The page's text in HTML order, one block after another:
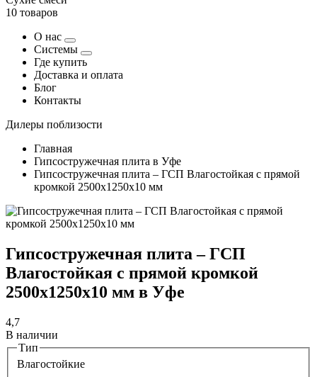
10 товаров
О нас
Системы
Где купить
Доставка и оплата
Блог
Контакты
Дилеры поблизости
Главная
Гипсостружечная плита в Уфе
Гипсостружечная плита – ГСП Влагостойкая с прямой
кромкой 2500х1250х10 мм
Гипсостружечная плита – ГСП
Влагостойкая с прямой кромкой
2500х1250х10 мм в Уфе
4,7
В наличии
Тип
Влагостойкие